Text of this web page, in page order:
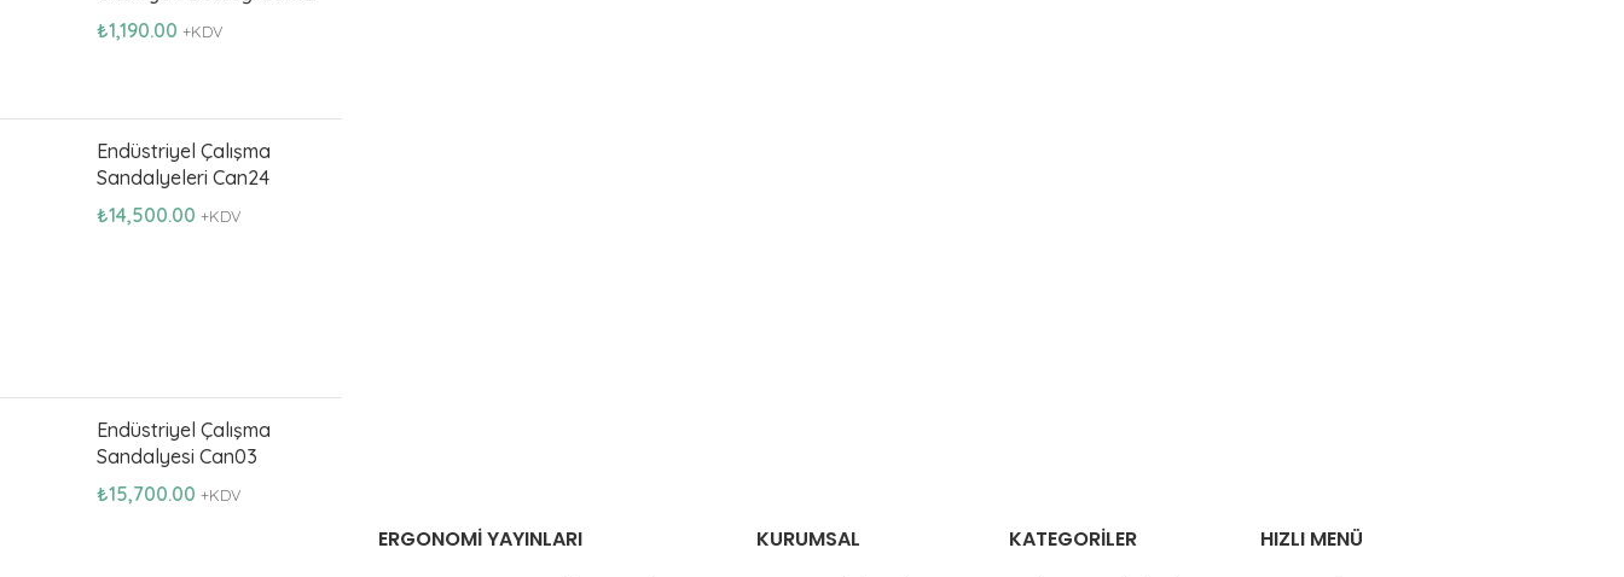
₺1,190.00 +KDV
Endüstriyel Çalışma
Sandalyeleri Can24
₺14,500.00 +KDV
Endüstriyel Çalışma
Sandalyesi Can03
₺15,700.00 +KDV
ERGONOMI YAYINLARI KURUMSAL KATEGORILER HIZLI MENÜ